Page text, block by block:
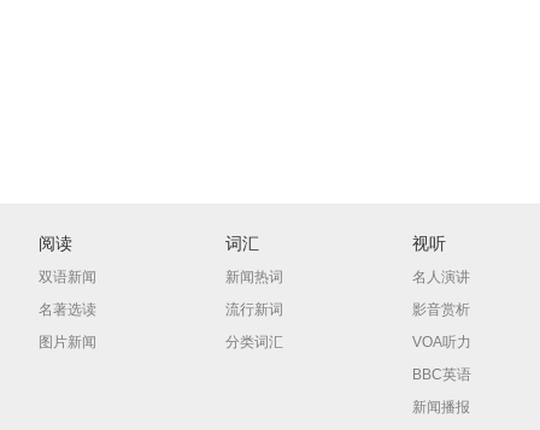
阅读
双语新闻
名著选读
图片新闻
词汇
新闻热词
流行新词
分类词汇
视听
名人演讲
影音赏析
VOA听力
BBC英语
新闻播报